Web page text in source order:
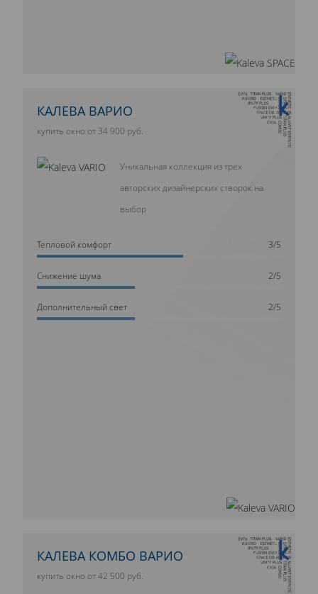
10 ЛЕТ ГАРАНТИИ
КАЛЕВА ВАРИО
купить окно от 34 900 руб.
Уникальная коллекция из трех
авторских дизайнерских створок на
выбор
Тепловой комфорт 3/5
Cнижение шума 2/5
Дополнительный свет 2/5
10 ЛЕТ ГАРАНТИИ
КАЛЕВА КОМБО ВАРИО
купить окно от 42 500 руб.